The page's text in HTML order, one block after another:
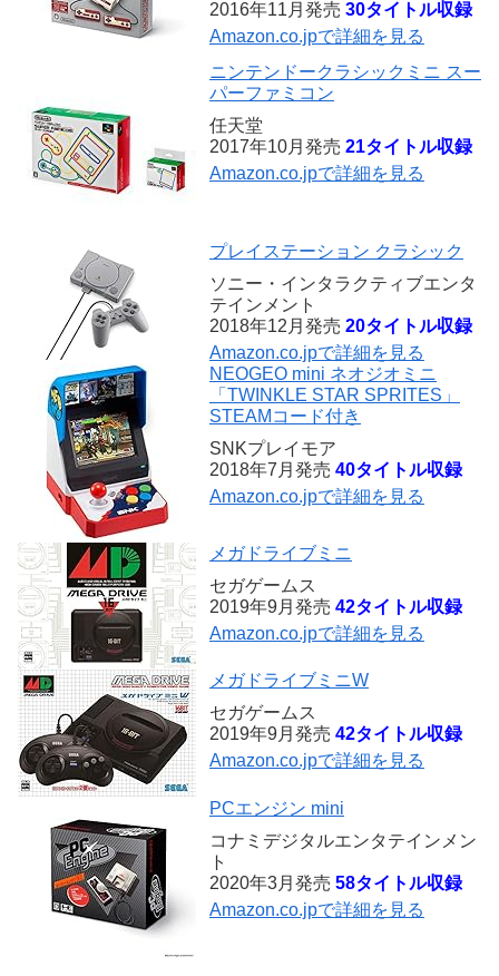
2016年11月発売 30タイトル収録
Amazon.co.jpで詳細を見る
ニンテンドークラシックミニ スー
パーファミコン
任天堂
2017年10月発売 21タイトル収録
Amazon.co.jpで詳細を見る
プレイステーション クラシック
ソニー・インタラクティブエンタ
テインメント
2018年12月発売 20タイトル収録
Amazon.co.jpで詳細を見る
NEOGEO mini ネオジオミニ
「TWINKLE STAR SPRITES」
STEAMコード付き
SNKプレイモア
2018年7月発売 40タイトル収録
Amazon.co.jpで詳細を見る
メガドライブミニ
セガゲームス
2019年9月発売 42タイトル収録
Amazon.co.jpで詳細を見る
メガドライブミニW
セガゲームス
2019年9月発売 42タイトル収録
Amazon.co.jpで詳細を見る
PCエンジン mini
コナミデジタルエンタテインメン
ト
2020年3月発売 58タイトル収録
Amazon.co.jpで詳細を見る